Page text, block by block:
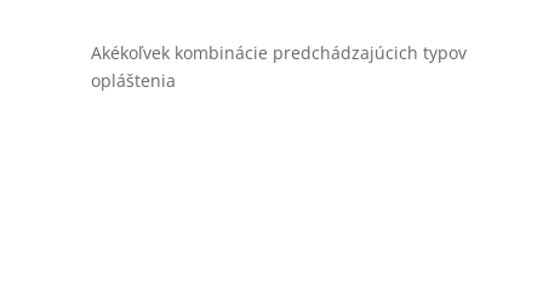
Akékoľvek kombinácie predchádzajúcich typov
opláštenia